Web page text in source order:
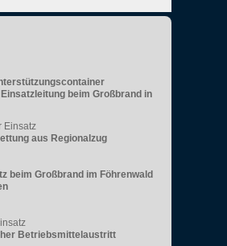
beim Großbrand in
Einsatz
aus Regionalzug
beim Großbrand im Föhrenwald
Betriebsmittelaustritt